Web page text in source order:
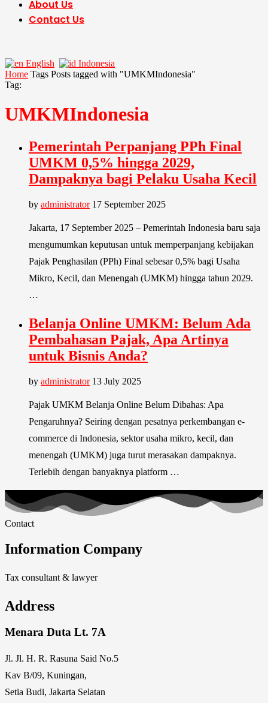
About Us
Contact Us
English
Indonesia
Home Tags Posts tagged with "UMKMIndonesia"
Tag:
UMKMIndonesia
Pemerintah Perpanjang PPh Final
UMKM 0,5% hingga 2029,
Dampaknya bagi Pelaku Usaha Kecil
by administrator 17 September 2025
Jakarta, 17 September 2025 – Pemerintah Indonesia baru saja
mengumumkan keputusan untuk memperpanjang kebijakan
Pajak Penghasilan (PPh) Final sebesar 0,5% bagi Usaha
Mikro, Kecil, dan Menengah (UMKM) hingga tahun 2029.
…
Belanja Online UMKM: Belum Ada
Pembahasan Pajak, Apa Artinya
untuk Bisnis Anda?
by administrator 13 July 2025
Pajak UMKM Belanja Online Belum Dibahas: Apa
Pengaruhnya? Seiring dengan pesatnya perkembangan e-
commerce di Indonesia, sektor usaha mikro, kecil, dan
menengah (UMKM) juga turut merasakan dampaknya.
Terlebih dengan banyaknya platform …
Contact
Information Company
Tax consultant & lawyer
Address
Menara Duta Lt. 7A
Jl. Jl. H. R. Rasuna Said No.5
Kav B/09, Kuningan,
Setia Budi, Jakarta Selatan